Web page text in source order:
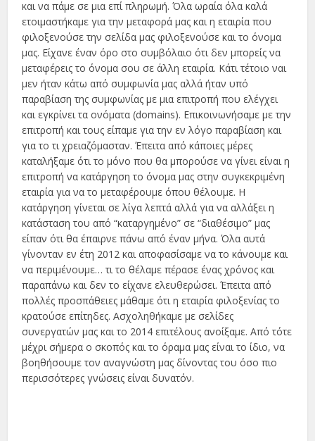
και να πάμε σε μια επί πληρωμή. Όλα ωραία όλα καλά
ετοιμαστήκαμε για την μεταφορά μας και η εταιρία που
φιλοξενούσε την σελίδα μας φιλοξενούσε και το όνομα
μας. Είχανε έναν όρο στο συμβόλαιο ότι δεν μπορείς να
μεταφέρεις το όνομα σου σε άλλη εταιρία. Κάτι τέτοιο ναι
μεν ήταν κάτω από συμφωνία μας αλλά ήταν υπό
παραβίαση της συμφωνίας με μια επιτροπή που ελέγχει
και εγκρίνει τα ονόματα (domains). Επικοινωνήσαμε με την
επιτροπή και τους είπαμε για την εν λόγο παραβίαση και
για το τι χρειαζόμασταν. Έπειτα από κάποιες μέρες
καταλήξαμε ότι το μόνο που θα μπορούσε να γίνει είναι η
επιτροπή να κατάργηση το όνομα μας στην συγκεκριμένη
εταιρία για να το μεταφέρουμε όπου θέλουμε. Η
κατάργηση γίνεται σε λίγα λεπτά αλλά για να αλλάξει η
κατάσταση του από “καταργημένο” σε “διαθέσιμο” μας
είπαν ότι θα έπαιρνε πάνω από έναν μήνα. Όλα αυτά
γίνονταν εν έτη 2012 και αποφασίσαμε να το κάνουμε και
να περιμένουμε… τι το θέλαμε πέρασε ένας χρόνος και
παραπάνω και δεν το είχανε ελευθερώσει. Έπειτα από
πολλές προσπάθειες μάθαμε ότι η εταιρία φιλοξενίας το
κρατούσε επίτηδες. Ασχοληθήκαμε με σελίδες
συνεργατών μας και το 2014 επιτέλους ανοίξαμε. Από τότε
μέχρι σήμερα ο σκοπός και το όραμα μας είναι το ίδιο, να
βοηθήσουμε τον αναγνώστη μας δίνοντας του όσο πιο
περισσότερες γνώσεις είναι δυνατόν.